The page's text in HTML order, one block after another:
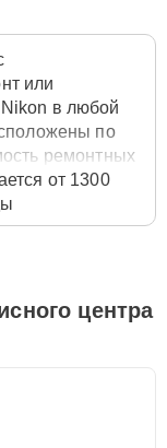
или
в любой
по
ремонтных
от 1300
Полную
итоговой
достаточно
центра